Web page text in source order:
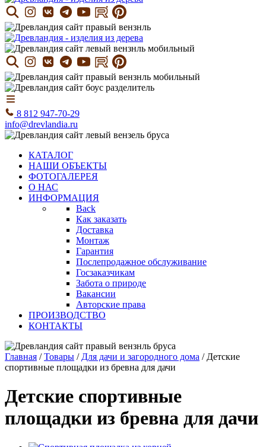
8 812 947-70-29
info@drevlandia.ru
КАТАЛОГ
НАШИ ОБЪЕКТЫ
ФОТОГАЛЕРЕЯ
О НАС
ИНФОРМАЦИЯ
Back
Как заказать
Доставка
Монтаж
Гарантия
Послепродажное обслуживание
Госзаказчикам
Забота о природе
Вакансии
Авторские права
ПРОИЗВОДСТВО
КОНТАКТЫ
Главная /Товары / Для дачи и загородного дома / Детские
спортивные площадки из бревна для дачи
Детские спортивные
площадки из бревна для дачи